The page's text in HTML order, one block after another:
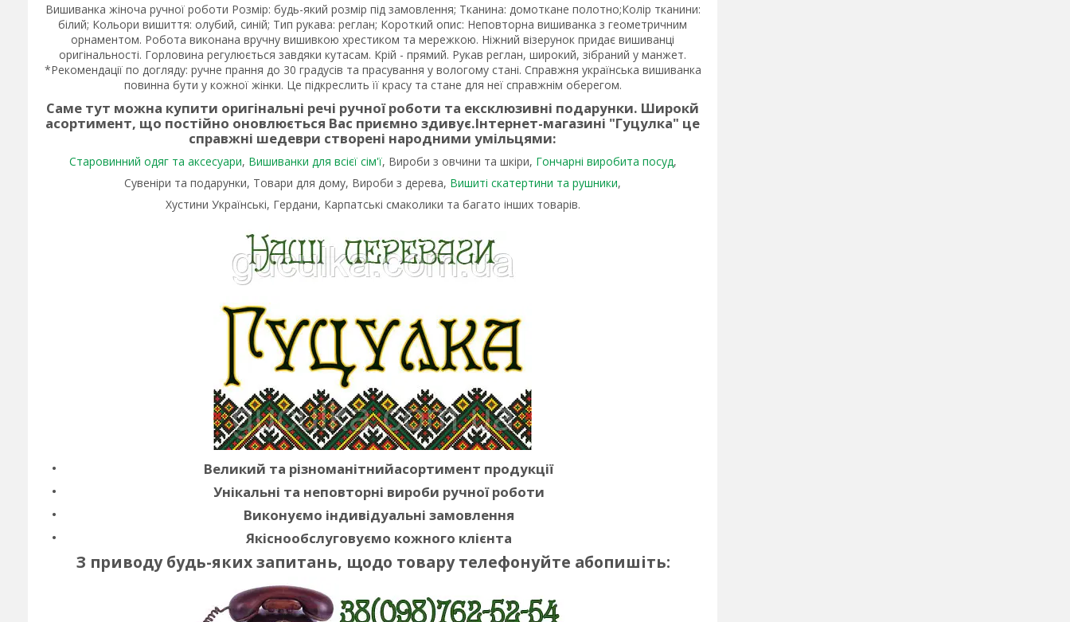
Вишиванка жіноча ручної роботи Розмір: будь-який розмір під замовлення; Тканина: домоткане полотно;Колір тканини:
білий; Кольори вишиття: олубий, синій; Тип рукава: реглан; Короткий опис: Неповторна вишиванка з геометричним
орнаментом. Робота виконана вручну вишивкою хрестиком та мережкою. Ніжний візерунок придає вишиванці
оригінальності. Горловина регулюється завдяки кутасам. Крій - прямий. Рукав реглан, широкий, зібраний у манжет.
*Рекомендації по догляду: ручне прання до 30 градусів та прасування у вологому стані. Справжня українська вишиванка
повинна бути у кожної жінки. Це підкреслить її красу та стане для неї справжнім оберегом.
Саме тут можна купити оригінальні речі ручної роботи та ексклюзивні подарунки. Широкй
асортимент, що постійно оновлюється Вас приємно здивує.Інтернет-магазині "Гуцулка" це
справжні шедеври створені народними умільцями:
Старовинний одяг та аксесуари, Вишиванки для всієї сім'ї, Вироби з овчини та шкіри, Гончарні виробита посуд,
Сувеніри та подарунки, Товари для дому, Вироби з дерева, Вишиті скатертини та рушники,
Хустини Українські, Гердани, Карпатські смаколики та багато інших товарів.
Великий та різноманітнийасортимент продукції
Унікальні та неповторні вироби ручної роботи
Виконуємо індивідуальні замовлення
Якіснообслуговуємо кожного клієнта
З приводу будь-яких запитань, щодо товару телефонуйте абопишіть: